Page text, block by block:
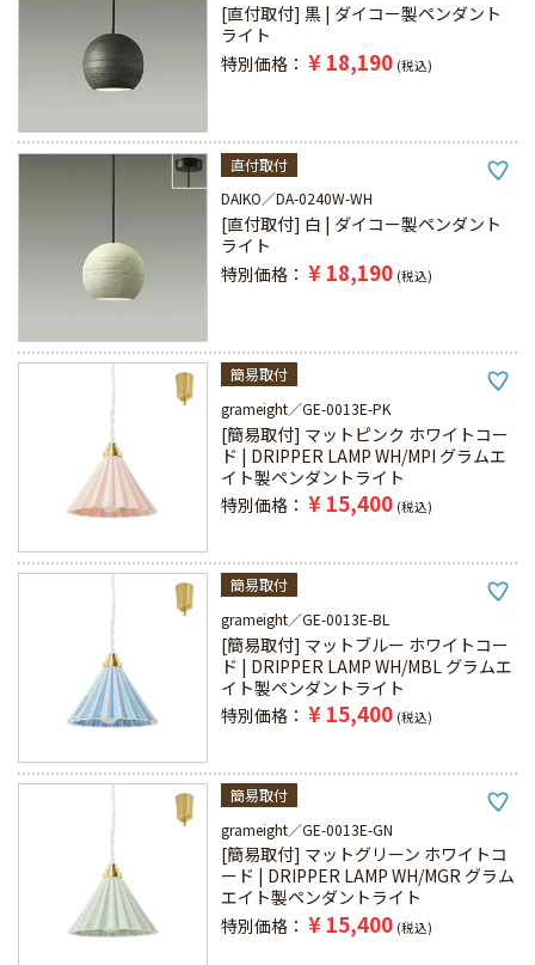
[直付取付] 黒 | ダイコー製ペンダント
ライト
特別価格
¥ 18,190 税込
直付取付
DAIKO
DA-0240W-WH
[直付取付] 白 | ダイコー製ペンダント
ライト
特別価格
¥ 18,190 税込
簡易取付
grameight
GE-0013E-PK
[簡易取付] マットピンク ホワイトコー
ド | DRIPPER LAMP WH/MPI グラムエ
イト製ペンダントライト
特別価格
¥ 15,400 税込
簡易取付
grameight
GE-0013E-BL
[簡易取付] マットブルー ホワイトコー
ド | DRIPPER LAMP WH/MBL グラムエ
イト製ペンダントライト
特別価格
¥ 15,400 税込
簡易取付
grameight
GE-0013E-GN
[簡易取付] マットグリーン ホワイトコ
ード | DRIPPER LAMP WH/MGR グラム
エイト製ペンダントライト
特別価格
¥ 15,400 税込